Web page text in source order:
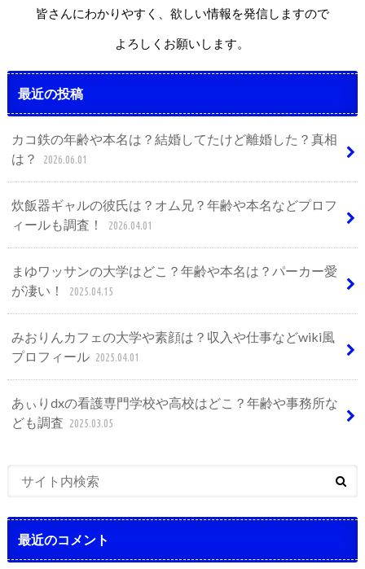
皆さんにわかりやすく、欲しい情報を発信しますので
よろしくお願いします。
最近の投稿
カコ鉄の年齢や本名は？結婚してたけど離婚した？真相
は？
2026.06.01
炊飯器ギャルの彼氏は？オム兄？年齢や本名などプロフ
ィールも調査！
2026.04.01
まゆワッサンの大学はどこ？年齢や本名は？パーカー愛
が凄い！
2025.04.15
みおりんカフェの大学や素顔は？収入や仕事などwiki風
プロフィール 2025.04.01
あぃりdxの看護専門学校や高校はどこ？年齢や事務所な
ども調査 2025.03.05
最近のコメント